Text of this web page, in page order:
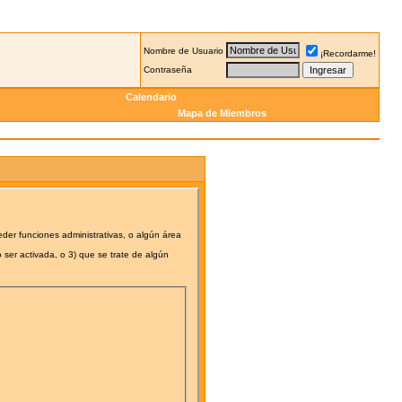
Nombre de Usuario
¡Recordarme!
Contraseña
Calendario
Mapa de Miembros
funciones administrativas, o algún área
activada, o 3) que se trate de algún